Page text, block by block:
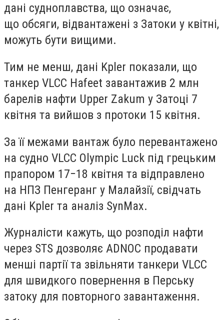
дані судноплавства, що означає,
що обсяги, відвантажені з Затоки у квітні,
можуть бути вищими.
Тим не менш, дані Kpler показали, що
танкер VLCC Hafeet завантажив 2 млн
барелів нафти Upper Zakum у Затоці 7
квітня та вийшов з протоки 15 квітня.
За її межами вантаж було перевантажено
на судно VLCC Olympic Luck під грецьким
прапором 17−18 квітня та відправлено
на НПЗ Пенгеранг у Малайзії, свідчать
дані Kpler та аналіз SynMax.
Журналісти кажуть, що розподіл нафти
через STS дозволяє ADNOC продавати
менші партії та звільняти танкери VLCC
для швидкого повернення в Перську
затоку для повторного завантаження.